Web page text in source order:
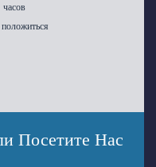
Посетите Нас